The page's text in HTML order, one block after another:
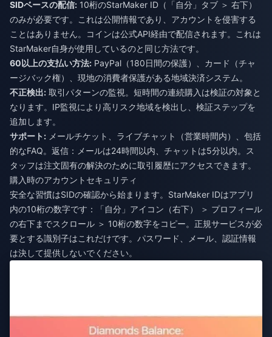
SIDベースの配信: 10桁のStarMaker ID（「自分」タブ ＞ 右下）
のみが必要です。これは公開情報であり、アカウントを侵害する
ことはありません。コインは公式API経由で配信されます。これは
StarMaker自身が使用しているのと同じ方法です。
60以上の支払い方法: PayPal（180日間の保護）、カード（チャ
ージバック権）、現地の消費者保護がある地域決済システム。
不正検出: 取引パターンの監視。短時間の連続購入は検証の対象と
なります。IP監視により高リスク地域を検出し、検証ステップを
追加します。
サポート: メールチケット、ライブチャット（営業時間内）、包括
的なFAQ。返信：メールは24時間以内、チャットは5分以内。ス
タッフは注文固有の解決のために取引履歴にアクセスできます。
購入時のアカウントセキュリティ
安全な習慣はSIDの確認から始まります。StarMaker IDはアプリ
内の10桁の数字です：「自分」アイコン（右下） ＞ プロフィール
の右下までスクロール ＞ 10桁の数字をコピー。正規サービスが必
要とする識別子はこれだけです。パスワード、メール、認証情報
は決して提供しないでください。